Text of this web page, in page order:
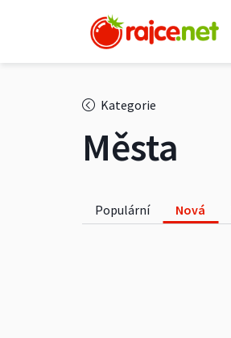
Kategorie
Města
Populární Nová